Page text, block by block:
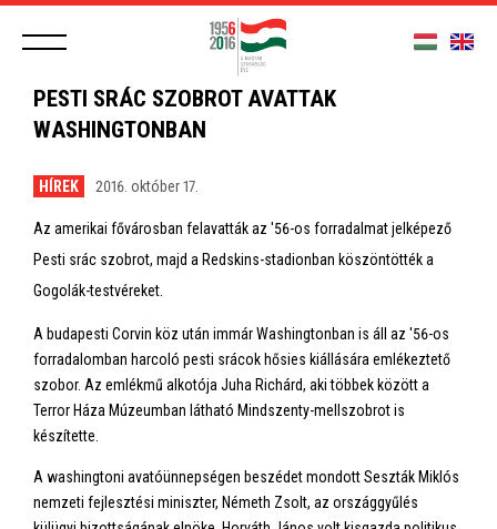
PESTI SRÁC SZOBROT AVATTAK
WASHINGTONBAN
HÍREK 2016. október 17.
Az amerikai fővárosban felavatták az '56-os forradalmat jelképező
Pesti srác szobrot, majd a Redskins-stadionban köszöntötték a
Gogolák-testvéreket.
A budapesti Corvin köz után immár Washingtonban is áll az '56-os
forradalomban harcoló pesti srácok hősies kiállására emlékeztető
szobor. Az emlékmű alkotója Juha Richárd, aki többek között a
Terror Háza Múzeumban látható Mindszenty-mellszobrot is
készítette.
A washingtoni avatóünnepségen beszédet mondott Seszták Miklós
nemzeti fejlesztési miniszter, Németh Zsolt, az országgyűlés